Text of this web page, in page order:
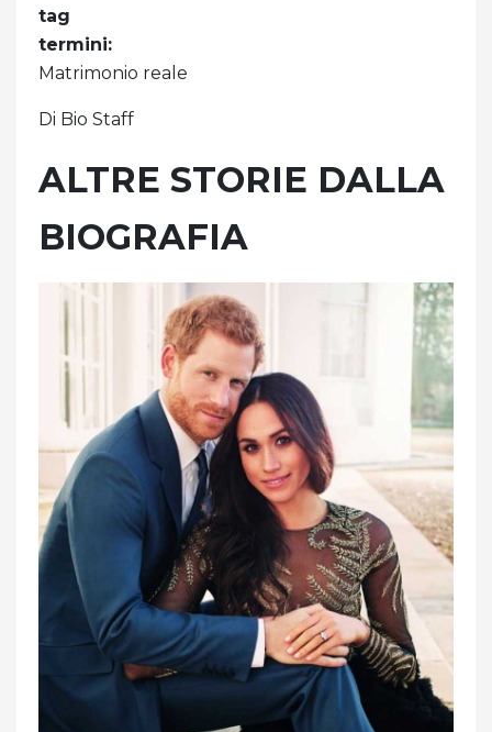
tag
termini:
Matrimonio reale
Di Bio Staff
ALTRE STORIE DALLA
BIOGRAFIA